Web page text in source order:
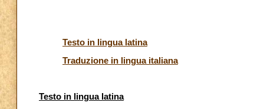
Testo in lingua latina
Traduzione in lingua italiana
Testo in lingua latina